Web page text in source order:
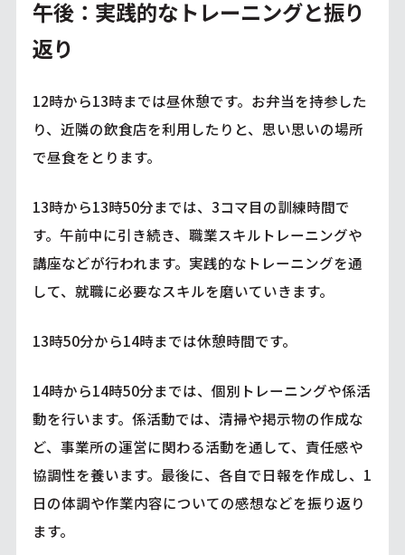
午後：実践的なトレーニングと振り
返り
12時から13時までは昼休憩です。お弁当を持参した
り、近隣の飲食店を利用したりと、思い思いの場所
で昼食をとります。
13時から13時50分までは、3コマ目の訓練時間で
す。午前中に引き続き、職業スキルトレーニングや
講座などが行われます。実践的なトレーニングを通
して、就職に必要なスキルを磨いていきます。
13時50分から14時までは休憩時間です。
14時から14時50分までは、個別トレーニングや係活
動を行います。係活動では、清掃や掲示物の作成な
ど、事業所の運営に関わる活動を通して、責任感や
協調性を養います。最後に、各自で日報を作成し、1
日の体調や作業内容についての感想などを振り返り
ます。